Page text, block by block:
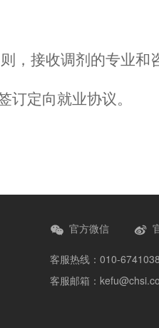
，接收调剂的专业和
订定向就业协议。
官方微信
客服热线：010-
客服邮箱：